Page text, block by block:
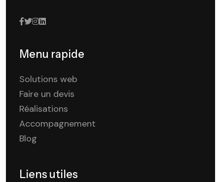
Menu rapide
Solutions web
Faire un devis
Réalisations
Accompagnement
Blog
Liens utiles